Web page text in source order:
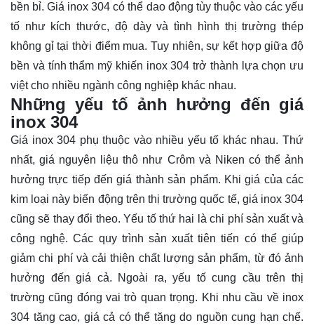
bền bỉ. Giá inox 304 có thể dao động tùy thuộc vào các yếu
tố như kích thước, độ dày và tình hình thị trường thép
không gỉ tại thời điểm mua. Tuy nhiên, sự kết hợp giữa độ
bền và tính thẩm mỹ khiến inox 304 trở thành lựa chọn ưu
việt cho nhiều ngành công nghiệp khác nhau.
Những yếu tố ảnh hưởng đến giá
inox 304
Giá inox 304 phụ thuộc vào nhiều yếu tố khác nhau. Thứ
nhất, giá nguyên liệu thô như Crôm và Niken có thể ảnh
hưởng trực tiếp đến giá thành sản phẩm. Khi giá của các
kim loại này biến động trên thị trường quốc tế, giá inox 304
cũng sẽ thay đổi theo. Yếu tố thứ hai là chi phí sản xuất và
công nghệ. Các quy trình sản xuất tiên tiến có thể giúp
giảm chi phí và cải thiện chất lượng sản phẩm, từ đó ảnh
hưởng đến giá cả. Ngoài ra, yếu tố cung cầu trên thị
trường cũng đóng vai trò quan trọng. Khi nhu cầu về inox
304 tăng cao, giá cả có thể tăng do nguồn cung hạn chế.